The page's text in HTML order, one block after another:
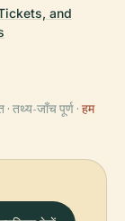
and
तथ्य-जाँच पूर्ण · हम